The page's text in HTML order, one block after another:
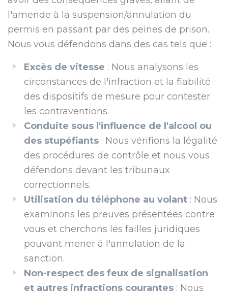
l'amende à la suspension/annulation du
permis en passant par des peines de prison.
Nous vous défendons dans des cas tels que :
Excès de vitesse : Nous analysons les
circonstances de l'infraction et la fiabilité
des dispositifs de mesure pour contester
les contraventions.
Conduite sous l'influence de l'alcool ou
des stupéfiants : Nous vérifions la légalité
des procédures de contrôle et nous vous
défendons devant les tribunaux
correctionnels.
Utilisation du téléphone au volant : Nous
examinons les preuves présentées contre
vous et cherchons les failles juridiques
pouvant mener à l'annulation de la
sanction.
Non-respect des feux de signalisation
et autres infractions courantes : Nous